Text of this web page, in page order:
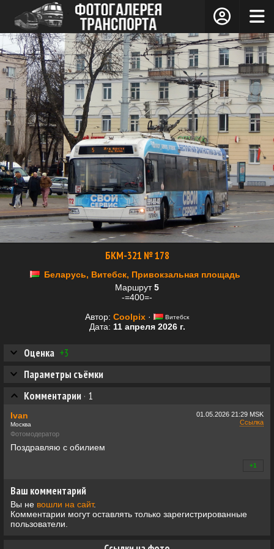
БКМ-321 № 178
Беларусь, Витебск, Привокзальная площадь
Маршрут5
-=400=-
Автор: Coolpix · Витебск
Дата: 11 апреля 2026 г.
Оценка +3
Параметры съёмки
Комментарии · 1
01.05.2026 21:29 MSK
Ссылка
Ivan
Москва
Фотомодератор
Поздравляю с обилием
+1
Ваш комментарий
Вы не вошли на сайт.
Комментарии могут оставлять только зарегистрированные
пользователи.